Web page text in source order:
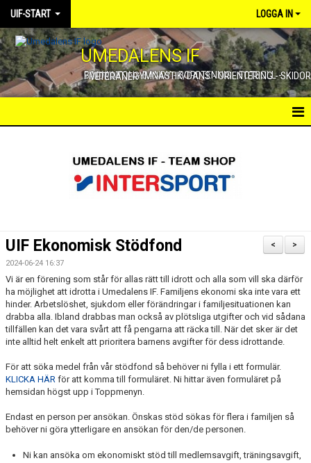
UIF-START LOGGA IN
UMEDALENS IF
BADMINTON - BANDY - BORDTENNIS - FOTBOLL - FRIIDROTT - GYMNASTIK/DANS - ORIENTERING - SKIDOR - VETERANER
FÖRENINGENS DEMOKRATISKA UPPBYGGNAD
VERKSAMHETSBERÄTTELSER
UTBILDNING I LÄRGRUPP
SCHEMA ALLA GRUPPER
TRYGGA IDROTTSMILJÖER
OM FÖRENINGEN
>
<
UIF Ekonomisk Stödfond
2024-06-24 16:37
Vi är en förening som står för allas rätt till idrott och alla som vill ska därför
ha möjlighet att idrotta i Umedalens IF. Familjens ekonomi ska inte vara ett
hinder. Arbetslöshet, sjukdom eller förändringar i familjesituationen kan
drabba alla. Ibland drabbas man också av plötsliga utgifter och vid sådana
tillfällen kan det vara svårt att få pengarna att räcka till. När det sker är det
inte alltid helt enkelt att prioritera barnens avgifter för dess idrottande.
För att söka medel från vår stödfond så behöver ni fylla i ett formulär.
KLICKA HÄR för att komma till formuläret. Ni hittar även formuläret på
hemsidan högst upp i Toppmenyn.
Endast en person per ansökan. Önskas stöd sökas för flera i familjen så
behöver ni göra ytterligare en ansökan för den/de personen.
Ni kan ansöka om ekonomiskt stöd till medlemsavgift, träningsavgift,